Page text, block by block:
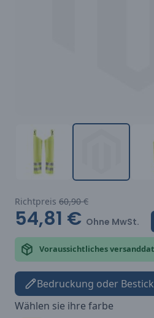
Richtpreis 60,90 €
54,81 € Ohne MwSt.
Voraussichtliches
Bedruckung oder
Wählen sie ihre farbe